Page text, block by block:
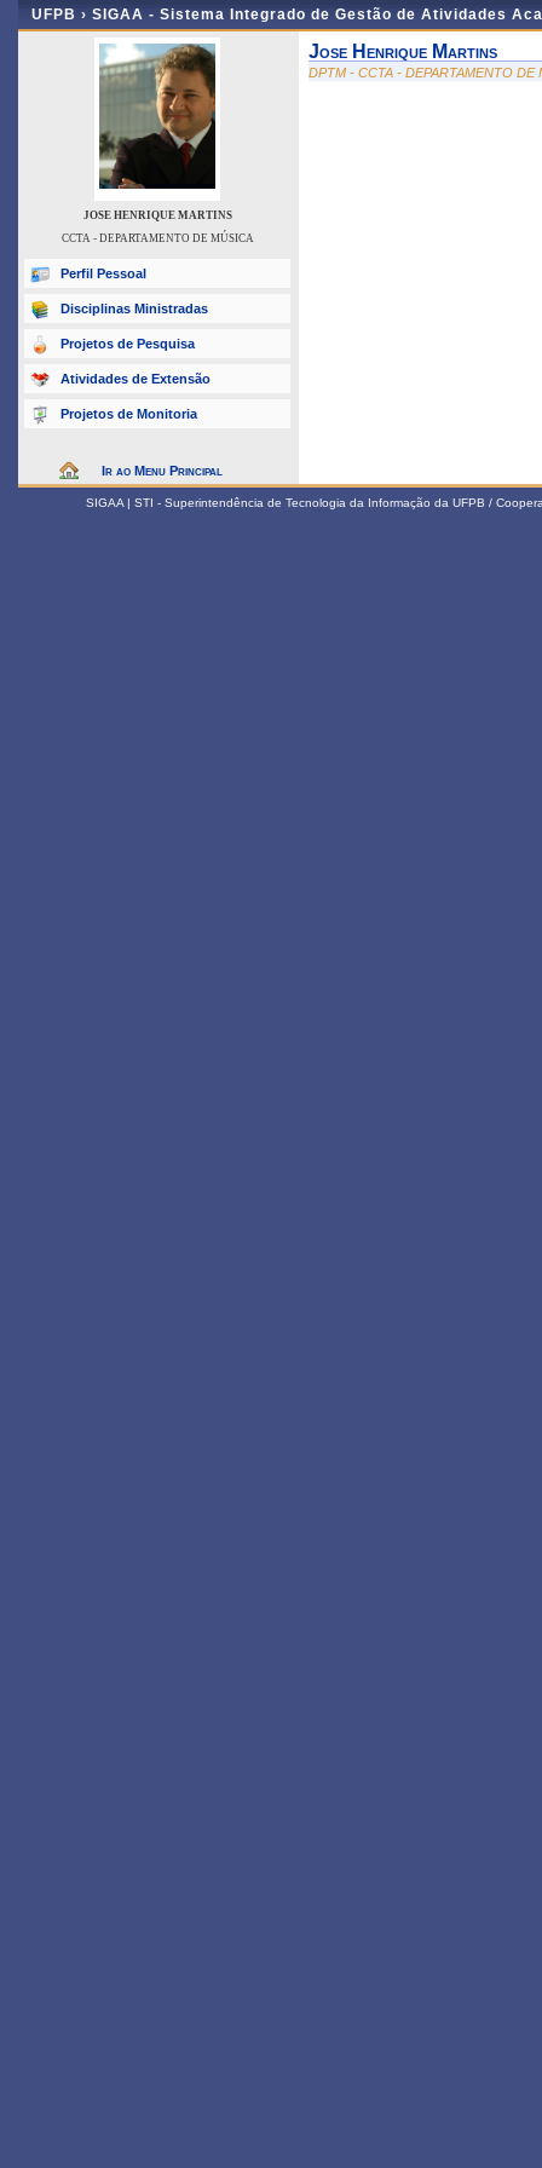
UFPB › SIGAA - Sistema Integrado de Gestão de Atividades
JOSE HENRIQUE MARTINS
CCTA - DEPARTAMENTO DE MÚSICA
Perfil Pessoal
Disciplinas Ministradas
Projetos de Pesquisa
Atividades de Extensão
Projetos de Monitoria
Ir ao Menu Principal
Jose Henrique Martins
DPTM - CCTA - DEPARTAMENTO DE
SIGAA | STI - Superintendência de Tecnologia da Informação da UFPB /